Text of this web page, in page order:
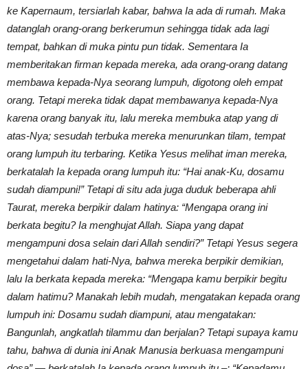
ke Kapernaum, tersiarlah kabar, bahwa Ia ada di rumah. Maka
datanglah orang-orang berkerumun sehingga tidak ada lagi
tempat, bahkan di muka pintu pun tidak. Sementara Ia
memberitakan firman kepada mereka, ada orang-orang datang
membawa kepada-Nya seorang lumpuh, digotong oleh empat
orang. Tetapi mereka tidak dapat membawanya kepada-Nya
karena orang banyak itu, lalu mereka membuka atap yang di
atas-Nya; sesudah terbuka mereka menurunkan tilam, tempat
orang lumpuh itu terbaring. Ketika Yesus melihat iman mereka,
berkatalah Ia kepada orang lumpuh itu: “Hai anak-Ku, dosamu
sudah diampuni!” Tetapi di situ ada juga duduk beberapa ahli
Taurat, mereka berpikir dalam hatinya: “Mengapa orang ini
berkata begitu? Ia menghujat Allah. Siapa yang dapat
mengampuni dosa selain dari Allah sendiri?” Tetapi Yesus segera
mengetahui dalam hati-Nya, bahwa mereka berpikir demikian,
lalu Ia berkata kepada mereka: “Mengapa kamu berpikir begitu
dalam hatimu? Manakah lebih mudah, mengatakan kepada orang
lumpuh ini: Dosamu sudah diampuni, atau mengatakan:
Bangunlah, angkatlah tilammu dan berjalan? Tetapi supaya kamu
tahu, bahwa di dunia ini Anak Manusia berkuasa mengampuni